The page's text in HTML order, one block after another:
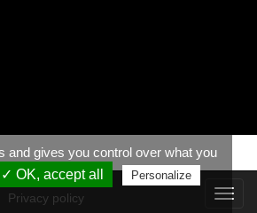
and gives you control over what you
✓ OK, accept all Personalize
Privacy policy